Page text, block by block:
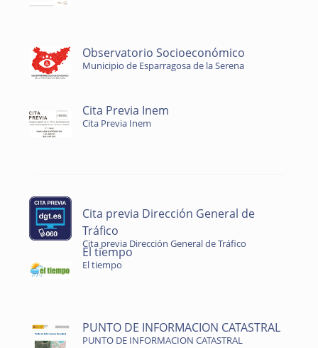
Observatorio Socioeconómico
Municipio de Esparragosa de la Serena
Cita Previa Inem
Cita Previa Inem
Cita previa Dirección General de
Tráfico
Cita previa Dirección General de Tráfico
El tiempo
El tiempo
PUNTO DE INFORMACION CATASTRAL
PUNTO DE INFORMACION CATASTRAL